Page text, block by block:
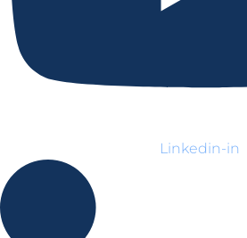
Linkedin-in